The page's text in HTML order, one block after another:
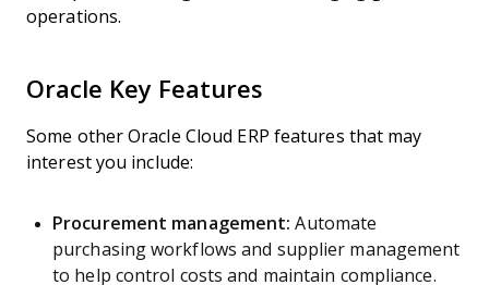
operations.
Oracle Key Features
Some other Oracle Cloud ERP features that may
interest you include:
Procurement management: Automate
purchasing workflows and supplier management
to help control costs and maintain compliance.